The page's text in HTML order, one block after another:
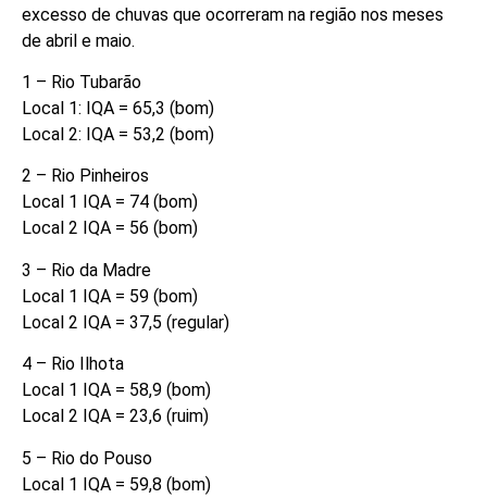
excesso de chuvas que ocorreram na região nos meses
de abril e maio.
1 – Rio Tubarão
Local 1: IQA = 65,3 (bom)
Local 2: IQA = 53,2 (bom)
2 – Rio Pinheiros
Local 1 IQA = 74 (bom)
Local 2 IQA = 56 (bom)
3 – Rio da Madre
Local 1 IQA = 59 (bom)
Local 2 IQA = 37,5 (regular)
4 – Rio Ilhota
Local 1 IQA = 58,9 (bom)
Local 2 IQA = 23,6 (ruim)
5 – Rio do Pouso
Local 1 IQA = 59,8 (bom)